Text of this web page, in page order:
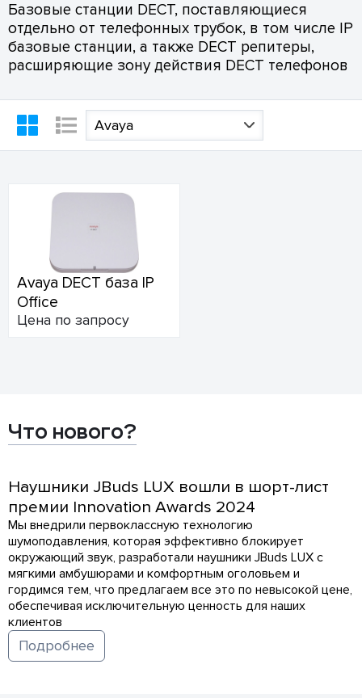
Базовые станции DECT, поставляющиеся
отдельно от телефонных трубок, в том числе IP
базовые станции, а также DECT репитеры,
расширяющие зону действия DECT телефонов
Avaya
Avaya DECT база IP
Office
Цена по запросу
Что нового?
Наушники JBuds LUX вошли в шорт-лист
премии Innovation Awards 2024
Мы внедрили первоклассную технологию
шумоподавления, которая эффективно блокирует
окружающий звук, разработали наушники JBuds LUX с
мягкими амбушюрами и комфортным оголовьем и
гордимся тем, что предлагаем все это по невысокой цене,
обеспечивая исключительную ценность для наших
клиентов
Подробнее